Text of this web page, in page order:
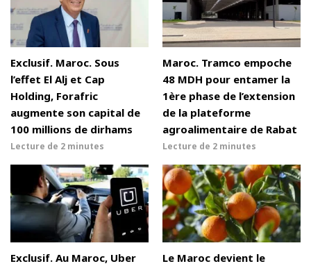
Exclusif. Maroc. Sous
l’effet El Alj et Cap
Holding, Forafric
augmente son capital de
100 millions de dirhams
Lecture de 2 minutes
Maroc. Tramco empoche
48 MDH pour entamer la
1ère phase de l’extension
de la plateforme
agroalimentaire de Rabat
Lecture de 2 minutes
Exclusif. Au Maroc, Uber
Le Maroc devient le